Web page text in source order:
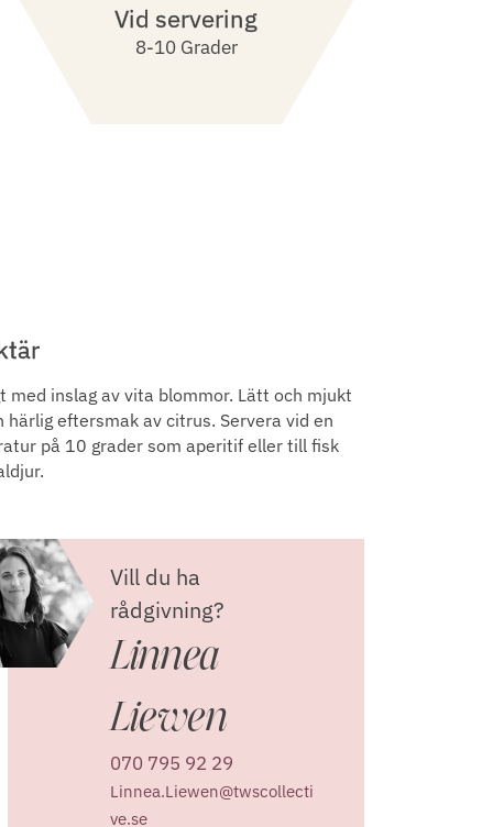
Vid servering
8-10 Grader
med inslag av vita blommor. Lätt och mjukt
härlig eftersmak av citrus. Servera vid en
på 10 grader som aperitif eller till fisk
Vill du ha
rådgivning?
Linnea
Liewen
070 795 92 29
Linnea.Liewen@twscollecti
ve.se